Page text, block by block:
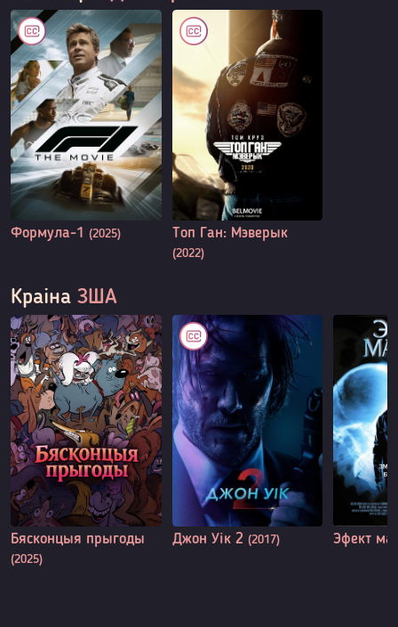
Формула-1 (2025) Топ Ган: Мэверык
(2022)
Краіна ЗША
Бясконцыя прыгоды
(2025)
Джон Уік 2 (2017) Эфект